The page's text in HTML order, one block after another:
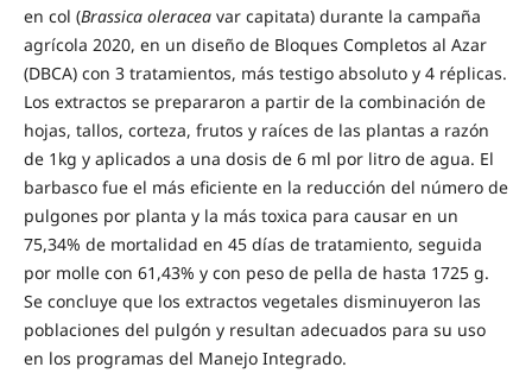
en col (Brassica oleraceavar capitata) durante la campaña
agrícola 2020, en un diseño de Bloques Completos al Azar
(DBCA) con 3 tratamientos, más testigo absoluto y 4 réplicas.
Los extractos se prepararon a partir de la combinación de
hojas, tallos, corteza, frutos y raíces de las plantas a razón
de 1kg y aplicados a una dosis de 6 ml por litro de agua. El
barbasco fue el más eficiente en la reducción del número de
pulgones por planta y la más toxica para causar en un
75,34% de mortalidad en 45 días de tratamiento, seguida
por molle con 61,43% y con peso de pella de hasta 1725 g.
Se concluye que los extractos vegetales disminuyeron las
poblaciones del pulgón y resultan adecuados para su uso
en los programas del Manejo Integrado.